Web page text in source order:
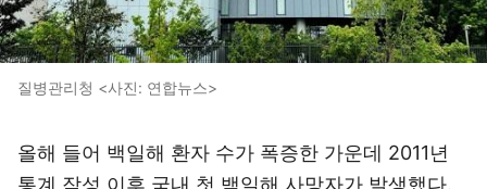
질병관리청 <사진: 연합뉴스>
올해 들어 백일해 환자 수가 폭증한 가운데 2011년
통계 작성 이후 국내 첫 백일해 사망자가 발생했다.